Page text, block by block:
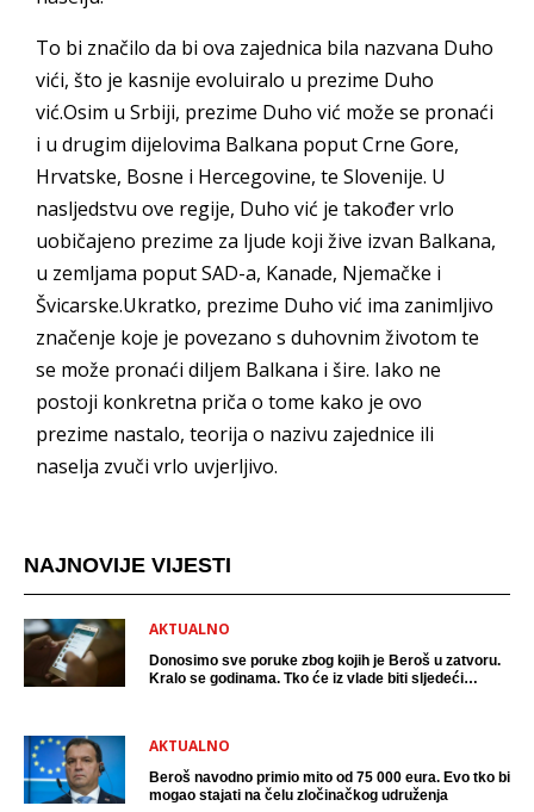
To bi značilo da bi ova zajednica bila nazvana Duho
vići, što je kasnije evoluiralo u prezime Duho
vić.Osim u Srbiji, prezime Duho vić može se pronaći
i u drugim dijelovima Balkana poput Crne Gore,
Hrvatske, Bosne i Hercegovine, te Slovenije. U
nasljedstvu ove regije, Duho vić je također vrlo
uobičajeno prezime za ljude koji žive izvan Balkana,
u zemljama poput SAD-a, Kanade, Njemačke i
Švicarske.Ukratko, prezime Duho vić ima zanimljivo
značenje koje je povezano s duhovnim životom te
se može pronaći diljem Balkana i šire. Iako ne
postoji konkretna priča o tome kako je ovo
prezime nastalo, teorija o nazivu zajednice ili
naselja zvuči vrlo uvjerljivo.
NAJNOVIJE VIJESTI
AKTUALNO
Donosimo sve poruke zbog kojih je Beroš u zatvoru.
Kralo se godinama. Tko će iz vlade biti sljedeći
AKTUALNO
Beroš navodno primio mito od 75 000 eura. Evo tko bi
mogao stajati na čelu zločinačkog udruženja